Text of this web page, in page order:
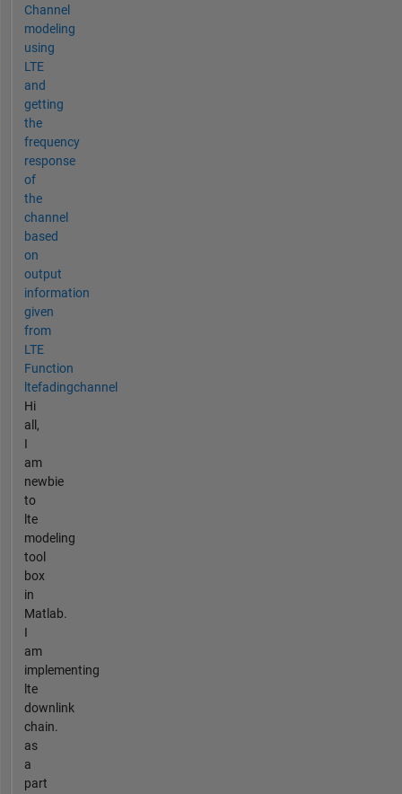
Channel
modeling
using
LTE
and
getting
the
frequency
response
of
the
channel
based
on
output
information
given
from
LTE
Function
ltefadingchannel
Hi
all,
I
am
newbie
to
lte
modeling
tool
box
in
Matlab.
I
am
implementing
lte
downlink
chain.
as
a
part